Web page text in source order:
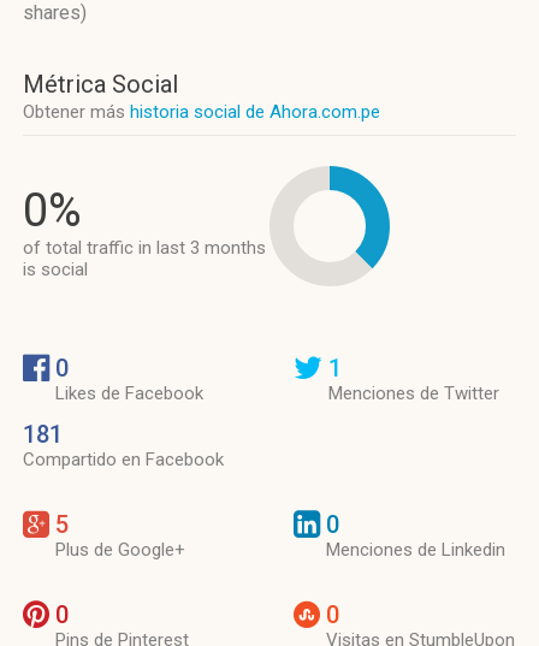
shares)
Métrica Social
Obtener más historia social de Ahora.com.pe
0%
of total traffic in last 3 months
is social
0
Likes de Facebook
181
Compartido en Facebook
1
Menciones de Twitter
5
Plus de Google+
0
Menciones de Linkedin
0
Pins de Pinterest
0
Visitas en StumbleUpon